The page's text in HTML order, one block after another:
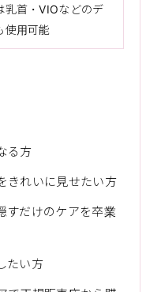
乳首・VIOなどのデ
使用可能
る方
きれいに見せたい方
すだけのケアを卒業
たい方